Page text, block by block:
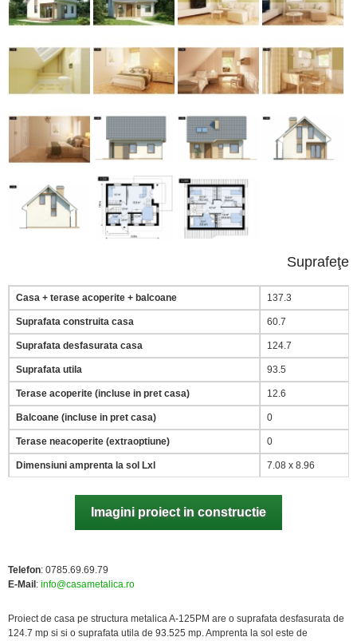
Suprafeţe
Casa + terase acoperite + balcoane 137.3
Suprafata construita casa 60.7
Suprafata desfasurata casa 124.7
Suprafata utila 93.5
Terase acoperite (incluse in pret casa) 12.6
Balcoane (incluse in pret casa) 0
Terase neacoperite (extraoptiune) 0
Dimensiuni amprenta la sol Lxl 7.08 x 8.96
Imagini proiect in constructie
Telefon: 0785.69.69.79
E-Mail : info@casametalica.ro
Proiect de casa pe structura metalica A-125PM are o suprafata desfasurata de
124.7 mp si si o suprafata utila de 93.525 mp. Amprenta la sol este de